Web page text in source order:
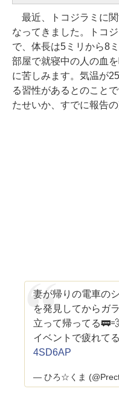
最近、トコジラミに関
なってきました。トコ
で、体長は5ミリから8
部屋で就寝中の人の血
に苦しみます。気温が
る習性があるとのこと
たせいか、すでに報告の
妻が帰りの電車の
を発見してからガ
立って帰ってる🚃💨
イベントで疲れて
4SD6AP
— ひろ☆くま